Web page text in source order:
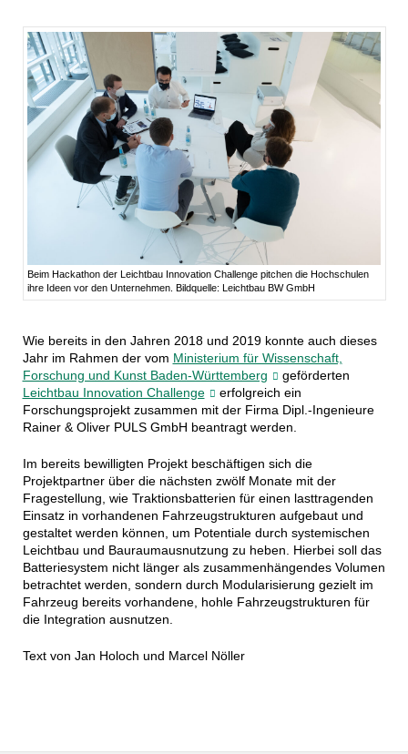
Beim Hackathon der Leichtbau Innovation Challenge pitchen die Hochschulen
ihre Ideen vor den Unternehmen. Bildquelle: Leichtbau BW GmbH
Wie bereits in den Jahren 2018 und 2019 konnte auch dieses
Jahr im Rahmen der vom Ministerium für Wissenschaft,
Forschung und Kunst Baden-Württemberg
geförderten
Leichtbau Innovation Challenge
erfolgreich ein
Forschungsprojekt zusammen mit der Firma Dipl.-Ingenieure
Rainer & Oliver PULS GmbH beantragt werden.
Im bereits bewilligten Projekt beschäftigen sich die
Projektpartner über die nächsten zwölf Monate mit der
Fragestellung, wie Traktionsbatterien für einen lasttragenden
Einsatz in vorhandenen Fahrzeugstrukturen aufgebaut und
gestaltet werden können, um Potentiale durch systemischen
Leichtbau und Bauraumausnutzung zu heben. Hierbei soll das
Batteriesystem nicht länger als zusammenhängendes Volumen
betrachtet werden, sondern durch Modularisierung gezielt im
Fahrzeug bereits vorhandene, hohle Fahrzeugstrukturen für
die Integration ausnutzen.
Text von Jan Holoch und Marcel Nöller